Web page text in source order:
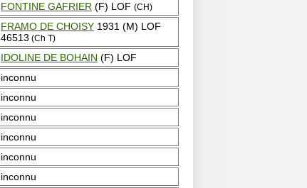
FONTINE GAFRIER (F) LOF (CH)
FRAMO DE CHOISY 1931 (M) LOF
46513 (Ch T)
IDOLINE DE BOHAIN (F) LOF
inconnu
inconnu
inconnu
inconnu
inconnu
inconnu